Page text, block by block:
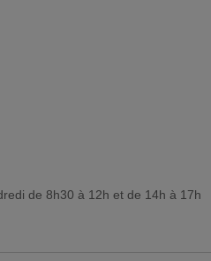
de 8h30 à 12h et de 14h à 17h